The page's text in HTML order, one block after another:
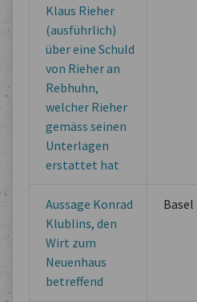
Klaus Rieher
(ausführlich)
über eine Schuld
von Rieher an
Rebhuhn,
welcher Rieher
gemäss seinen
Unterlagen
erstattet hat
Aussage Konrad
Klublins, den
Wirt zum
Neuenhaus
betreffend
Basel